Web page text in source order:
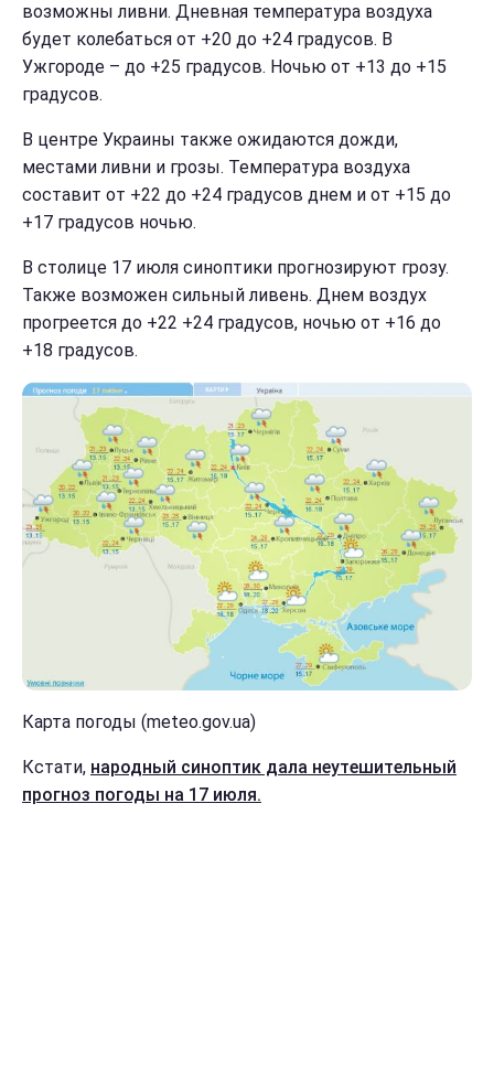
возможны ливни. Дневная температура воздуха
будет колебаться от +20 до +24 градусов. В
Ужгороде – до +25 градусов. Ночью от +13 до +15
градусов.
В центре Украины также ожидаются дожди,
местами ливни и грозы. Температура воздуха
составит от +22 до +24 градусов днем и от +15 до
+17 градусов ночью.
В столице 17 июля синоптики прогнозируют грозу.
Также возможен сильный ливень. Днем воздух
прогреется до +22 +24 градусов, ночью от +16 до
+18 градусов.
Карта погоды (meteo.gov.ua)
Кстати, народный синоптик дала неутешительный
прогноз погоды на 17 июля.